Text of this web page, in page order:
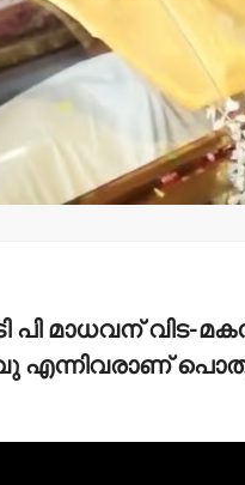
പി മാധവന് വിട-
എന്നിവരാണ്